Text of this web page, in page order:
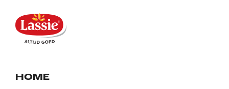
HOME